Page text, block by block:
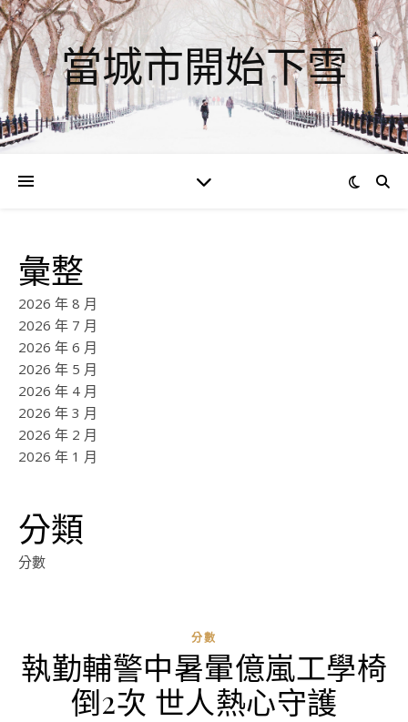
當城市開始下雪
彙整
2026 年 8 月
2026 年 7 月
2026 年 6 月
2026 年 5 月
2026 年 4 月
2026 年 3 月
2026 年 2 月
2026 年 1 月
分類
分數
分數
執勤輔警中暑暈億嵐工學椅
倒2次 世人熱心守護